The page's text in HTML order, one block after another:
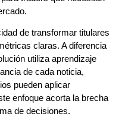
de transformar titulares
claras. A diferencia
utiliza aprendizaje
de cada noticia,
pueden aplicar
enfoque acorta la brecha
de decisiones.